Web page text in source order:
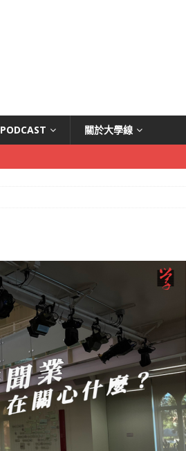
PODCAST 關於大學線